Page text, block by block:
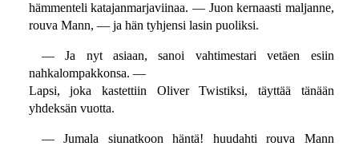
hämmenteli katajanmarjaviinaa. — Juon kernaasti maljanne,
rouva Mann, — ja hän tyhjensi lasin puoliksi.
— Ja nyt asiaan, sanoi vahtimestari vetäen esiin
nahkalompakkonsa. —
Lapsi, joka kastettiin Oliver Twistiksi, täyttää tänään
yhdeksän vuotta.
— Jumala siunatkoon häntä! huudahti rouva Mann